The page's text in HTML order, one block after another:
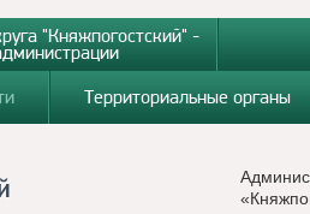
"Княжпогостский" -
Территориальные органы